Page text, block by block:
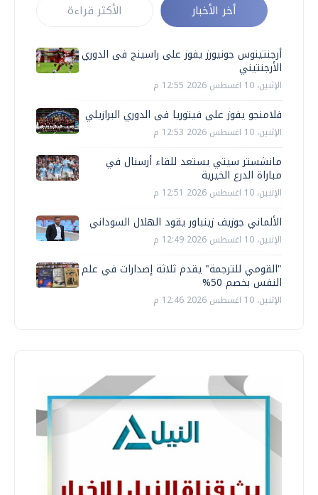
أخر الأخبار الأكثر قراءة
أرجنتينوس جونيورز يفوز على راسينج فى الدوري
الأرجنتيني
الإثنين، 10 اغسطس 2026 12:55 م
فلامنجو يفوز على فيتوريا فى الدوري البرازيلي
الإثنين، 10 اغسطس 2026 12:53 م
مانشستر سيتي يستعد للقاء أرسنال في
مباراة الدرع الخيرية
الإثنين، 10 اغسطس 2026 12:51 م
الألماني جوزيف زينباور يقود الهلال السوداني
الإثنين، 10 اغسطس 2026 12:49 م
"القومي للترجمة" يقدم ثلاثة إصدارات في علم
النفس بخصم 50%
الإثنين، 10 اغسطس 2026 12:46 م